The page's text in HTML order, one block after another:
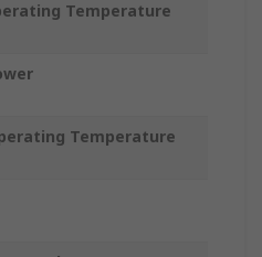
Temperature
Temperature